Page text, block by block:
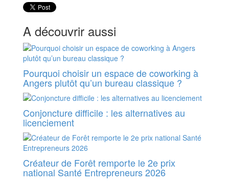
A découvrir aussi
Pourquoi choisir un espace de coworking à
Angers plutôt qu’un bureau classique ?
Conjoncture difficile : les alternatives au
licenciement
Créateur de Forêt remporte le 2e prix
national Santé Entrepreneurs 2026